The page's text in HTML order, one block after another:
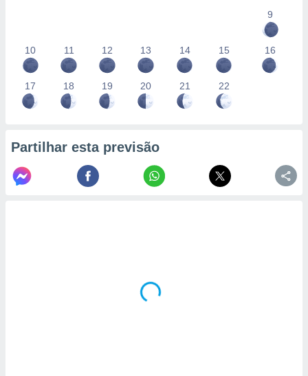
9
10 11 12 13 14 15 16
17 18 19 20 21 22
Partilhar esta previsão